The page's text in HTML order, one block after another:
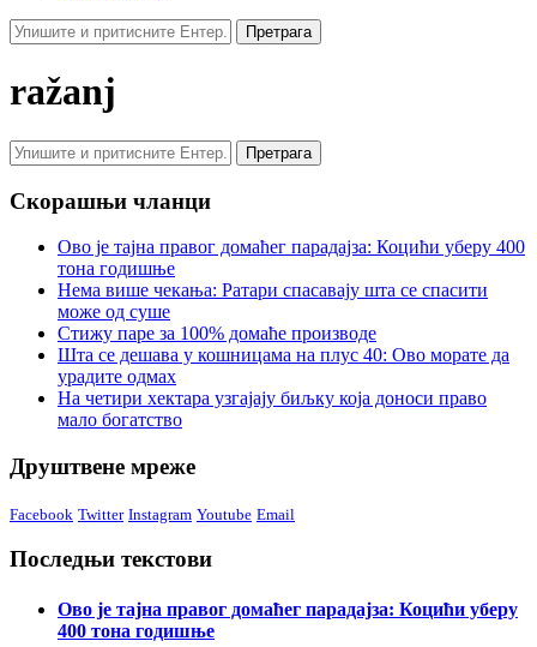
Претрага
ražanj
Скорашњи чланци
Ово је тајна правог домаћег парадајза: Коцићи уберу 400
тона годишње
Нема више чекања: Ратари спасавају шта се спасити
може од суше
Стижу паре за 100% домаће производе
Шта се дешава у кошницама на плус 40: Ово морате да
урадите одмах
На четири хектара узгајају биљку која доноси право
мало богатство
Друштвене мреже
Facebook Twitter Instagram Youtube Email
Последњи текстови
Ово је тајна правог домаћег парадајза: Коцићи уберу
400 тона годишње